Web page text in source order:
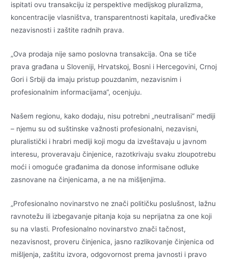
ispitati ovu transakciju iz perspektive medijskog pluralizma,
koncentracije vlasništva, transparentnosti kapitala, uređivačke
nezavisnosti i zaštite radnih prava.
„Ova prodaja nije samo poslovna transakcija. Ona se tiče
prava građana u Sloveniji, Hrvatskoj, Bosni i Hercegovini, Crnoj
Gori i Srbiji da imaju pristup pouzdanim, nezavisnim i
profesionalnim informacijama“, ocenjuju.
Našem regionu, kako dodaju, nisu potrebni „neutralisani“ mediji
– njemu su od suštinske važnosti profesionalni, nezavisni,
pluralistički i hrabri mediji koji mogu da izveštavaju u javnom
interesu, proveravaju činjenice, razotkrivaju svaku zloupotrebu
moći i omoguće građanima da donose informisane odluke
zasnovane na činjenicama, a ne na mišljenjima.
„Profesionalno novinarstvo ne znači političku poslušnost, lažnu
ravnotežu ili izbegavanje pitanja koja su neprijatna za one koji
su na vlasti. Profesionalno novinarstvo znači tačnost,
nezavisnost, proveru činjenica, jasno razlikovanje činjenica od
mišljenja, zaštitu izvora, odgovornost prema javnosti i pravo